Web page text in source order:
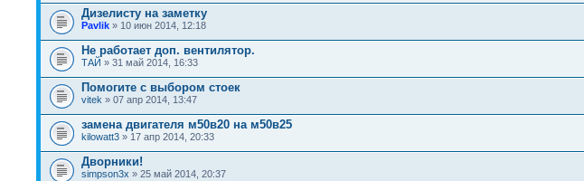
Дизелисту на заметку
Pavlik » 10 июн 2014, 12:18
Не работает доп. вентилятор.
ТАЙ » 31 май 2014, 16:33
Помогите с выбором стоек
vitek » 07 апр 2014, 13:47
замена двигателя м50в20 на м50в25
kilowatt3 » 17 апр 2014, 20:33
Дворники!
simpson3x » 25 май 2014, 20:37